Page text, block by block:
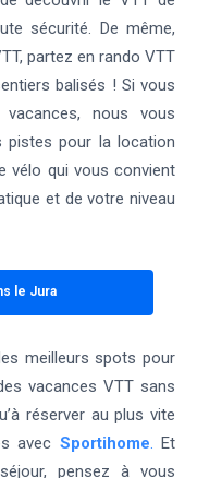
sécurité. De même,
partez en rando VTT
balisés ! Si vous
nous vous
pistes pour la location
vélo qui vous convient
et de votre niveau
le Jura
meilleurs spots pour
vacances VTT sans
réserver au plus vite
avec Sportihome. Et
pensez à vous